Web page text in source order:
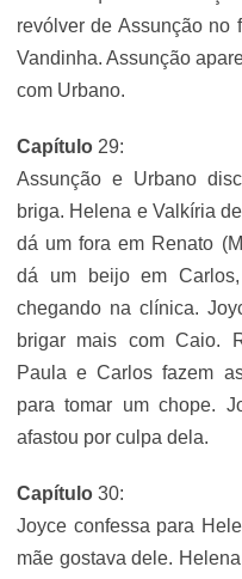
revólver de Assunção no
Vandinha. Assunção
com Urbano.
Capítulo 29:
Assunção e Urbano
briga. Helena e Valkíria
dá um fora em Renato
dá um beijo em
chegando na clínica.
brigar mais com Caio.
Paula e Carlos fazem
para tomar um chope.
afastou por culpa dela.
Capítulo 30:
Joyce confessa para
mãe gostava dele.